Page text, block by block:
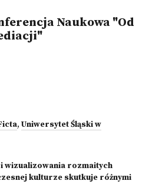
Naukowa "Od
, Uniwersytet Śląski w
wizualizowania rozmaitych
kulturze skutkuje różnymi